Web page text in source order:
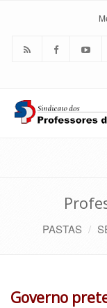
PASTAS
Governo